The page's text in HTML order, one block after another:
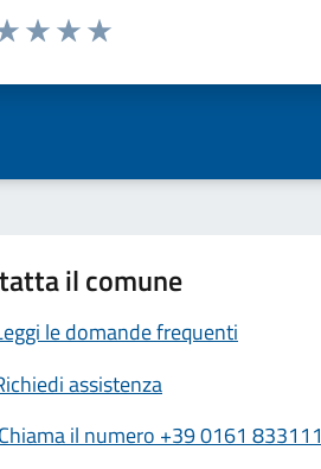
da 1 a 5 stelle la pagina
il comune
le domande frequenti
assistenza
Chiama il numero +39 0161 833111